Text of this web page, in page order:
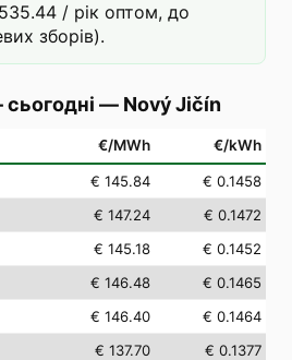
/ рік оптом, до
зборів).
— Nový Jičín
€/MWh €/kWh
€ 145.84
€ 0.1458
€ 147.24
€ 0.1472
€ 145.18
€ 0.1452
€ 146.48
€ 0.1465
€ 146.40
€ 0.1464
€ 137.70
€ 0.1377